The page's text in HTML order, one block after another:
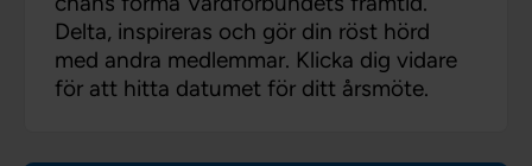
Delta, inspireras och gör din röst hörd
med andra medlemmar. Klicka dig vidare
för att hitta datumet för ditt årsmöte.